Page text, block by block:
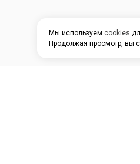
Мы используем cookies
Продолжая просмотр, вы